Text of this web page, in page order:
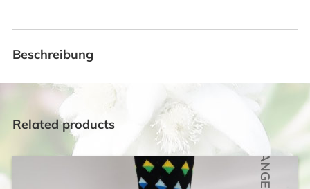
Beschreibung
Related products